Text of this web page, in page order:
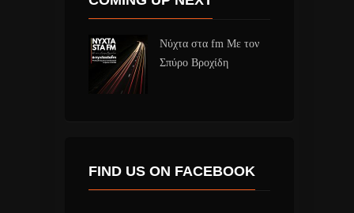
Νύχτα στα fm Με τον
Σπύρο Βροχίδη
FIND US ON FACEBOOK